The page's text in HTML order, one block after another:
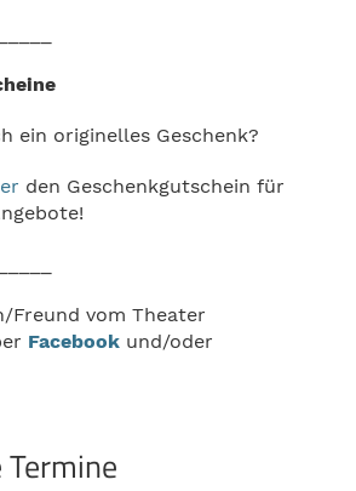
ein originelles Geschenk?
den Geschenkgutschein für
Freund vom Theater
Facebook und/oder